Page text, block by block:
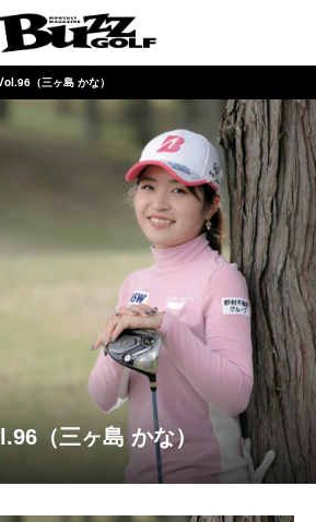
（三ヶ島 かな）
（三ヶ島 かな）